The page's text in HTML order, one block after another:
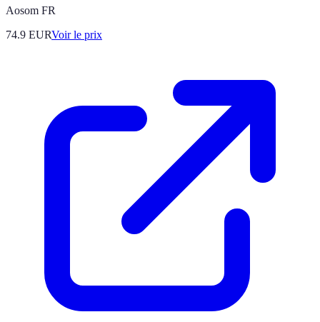
Aosom FR
74.9 EURVoir le prix